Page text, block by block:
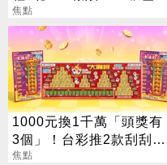
普 直接辭職去炒股
焦點
1000元換1千萬「頭獎有
3個」！台彩推2款刮刮樂
總獎金逾33億
焦點